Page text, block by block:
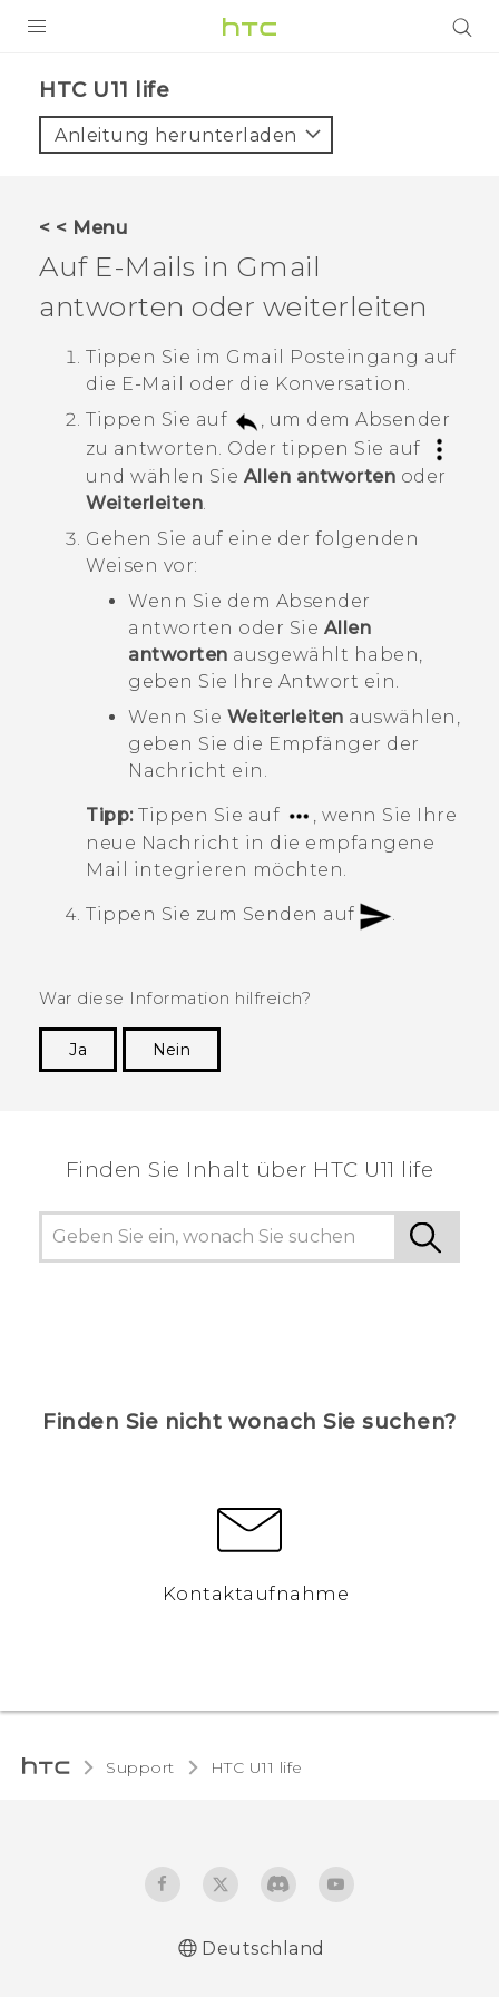
VIVE
VIVERSE
UNTERSTÜTZUNG
HTC-Geräte und Zubehör
HTC U11 life‎
Anleitung herunterladen
< < Menu
Auf E-Mails in Gmail
antworten oder weiterleiten
Tippen Sie im Gmail
Posteingang auf
die E-Mail oder die Konversation.
Tippen Sie auf
, um dem Absender
zu antworten. Oder tippen Sie auf
und wählen Sie Allen antworten oder
Weiterleiten.
Gehen Sie auf eine der folgenden
Weisen vor:
Wenn Sie dem Absender
antworten oder Sie Allen
antworten ausgewählt haben,
geben Sie Ihre Antwort ein.
Wenn Sie Weiterleiten auswählen,
geben Sie die Empfänger der
Nachricht ein.
Tipp:Tippen Sie auf
, wenn Sie Ihre
neue Nachricht in die empfangene
Mail integrieren möchten.
Tippen Sie zum Senden auf .
War diese Information hilfreich?
Ja
Nein
Finden Sie Inhalt über‎ HTC U11 life
Finden Sie nicht wonach Sie suchen?
Kontaktaufnahme
Support HTC U11 life‎
Deutschland